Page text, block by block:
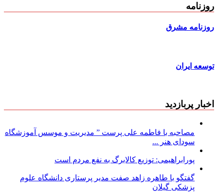
روزنامه
روزنامه مشرق
توسعه ایران
اخبار پربازدید
مصاحبه با فاطمه علی پرست ” مدیریت و موسس آموزشگاه
سودای هنر ...
پورابراهیمی: توزیع کالابرگ به نفع مردم است
گفتگو با طاهره زاهد صفت مدیر پرستاری دانشگاه علوم
پزشکی گیلان